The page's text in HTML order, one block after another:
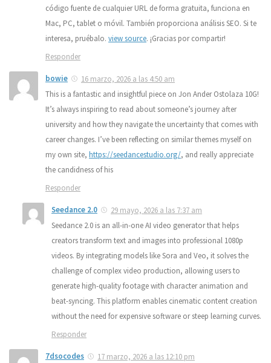
código fuente de cualquier URL de forma gratuita, funciona en
Mac, PC, tablet o móvil. También proporciona análisis SEO. Si te
interesa, pruébalo. view source. ¡Gracias por compartir!
Responder
bowie
16 marzo, 2026 a las 4:50 am
This is a fantastic and insightful piece on Jon Ander Ostolaza 10G!
It’s always inspiring to read about someone’s journey after
university and how they navigate the uncertainty that comes with
career changes. I’ve been reflecting on similar themes myself on
my own site, https://seedancestudio.org/, and really appreciate
the candidness of his
Responder
Seedance 2.0
29 mayo, 2026 a las 7:37 am
Seedance 2.0 is an all-in-one AI video generator that helps
creators transform text and images into professional 1080p
videos. By integrating models like Sora and Veo, it solves the
challenge of complex video production, allowing users to
generate high-quality footage with character animation and
beat-syncing. This platform enables cinematic content creation
without the need for expensive software or steep learning curves.
Responder
7dsocodes
17 marzo, 2026 a las 12:10 pm